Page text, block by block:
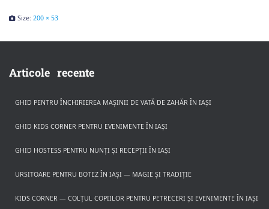
Size: 200 × 53
Articole recente
GHID PENTRU ÎNCHIRIEREA MAȘINII DE VATĂ DE ZAHĂR ÎN IAȘI
GHID KIDS CORNER PENTRU EVENIMENTE ÎN IAȘI
GHID HOSTESS PENTRU NUNȚI ȘI RECEPȚII ÎN IAȘI
URSITOARE PENTRU BOTEZ ÎN IAȘI — MAGIE ȘI TRADIȚIE
KIDS CORNER — COLȚUL COPIILOR PENTRU PETRECERI ȘI EVENIMENTE ÎN IAȘI